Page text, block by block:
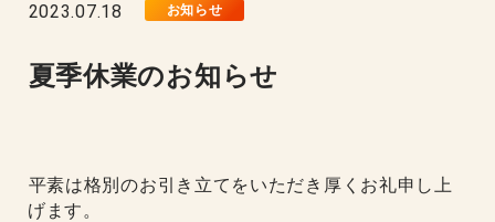
2023.07.18 お知らせ
夏季休業のお知らせ
平素は格別のお引き立てをいただき厚くお礼申し上
げます。